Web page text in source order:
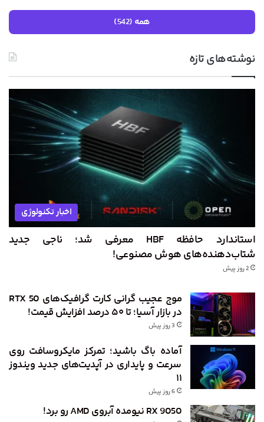
همه (542)
نوشته‌های تازه
اخبار تکنولوژی
استاندارد حافظه HBF معرفی شد؛ ناجی جدید
شتاب‌دهنده‌های هوش مصنوعی!
2 روز پیش
موج عجیب گرانی کارت گرافیک‌های RTX 50
در بازار آسیا؛ تا ۵۰ درصد افزایش قیمت!
3 روز پیش
آماده باگ باشید؛ تمرکز مایکروسافت روی
سرعت و پایداری در آپدیت‌های جدید ویندوز
۱۱
6 روز پیش
RX 9050 نیومده آبروی AMD رو برد!